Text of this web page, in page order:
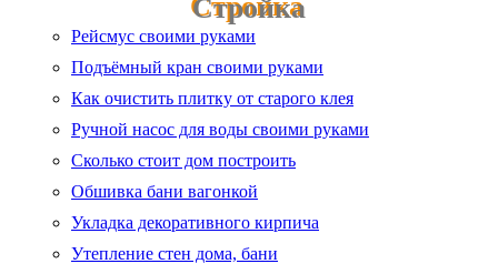
Стройка
Рейсмус своими руками
Подъёмный кран своими руками
Как очистить плитку от старого клея
Ручной насос для воды своими руками
Сколько стоит дом построить
Обшивка бани вагонкой
Укладка декоративного кирпича
Утепление стен дома, бани